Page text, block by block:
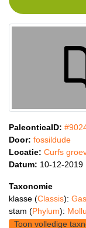
PaleonticaID:
Door: fossildude
Locatie: Curfs
Datum: 10-12-2019
Taxonomie
klasse (Classis):
stam (Phylum):
Toon volledige